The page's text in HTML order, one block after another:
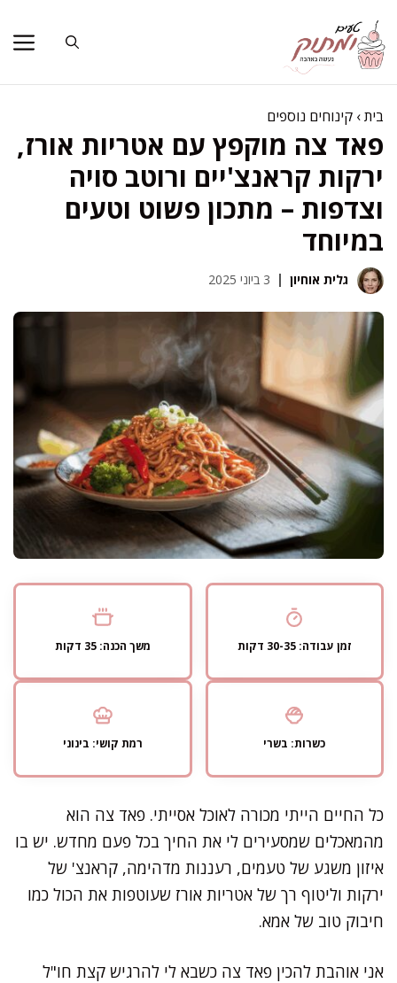
לתוכן
בית› קינוחים נוספים
פאד צה מוקפץ עם אטריות אורז,
ירקות קראנצ'יים ורוטב סויה
וצדפות – מתכון פשוט וטעים
במיוחד
גלית אוחיון 3 ביוני 2025
זמן עבודה: 30-35 דקות משך הכנה: 35 דקות
כשרות: בשרי רמת קושי: בינוני
כל החיים הייתי מכורה לאוכל אסייתי. פאד צה הוא
מהמאכלים שמסעירים לי את החיך בכל פעם מחדש. יש בו
איזון משגע של טעמים, רעננות מדהימה, קראנצ' של
ירקות וליטוף רך של אטריות אורז שעוטפות את הכול כמו
חיבוק טוב של אמא.
אני אוהבת להכין פאד צה כשבא לי להרגיש קצת חו"ל